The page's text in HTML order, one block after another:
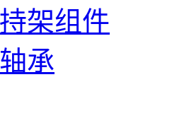
架组件
承